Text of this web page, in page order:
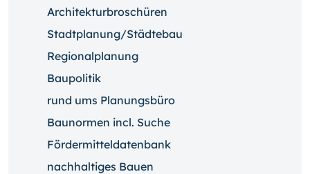
Architekturbroschüren
Stadtplanung/Städtebau
Regionalplanung
Baupolitik
rund ums Planungsbüro
Baunormen incl. Suche
Fördermitteldatenbank
nachhaltiges Bauen